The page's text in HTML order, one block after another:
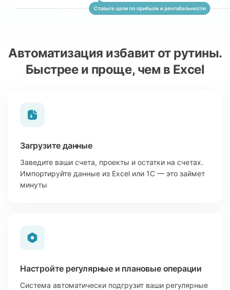
Автоматизация избавит от рутины.
Быстрее и проще, чем в Excel
Загрузите данные
Заведите ваши счета, проекты и остатки на счетах.
Импортируйте данные из Excel или 1С — это займет
минуты
Настройте регулярные и плановые операции
Система автоматически подгрузит ваши регулярные